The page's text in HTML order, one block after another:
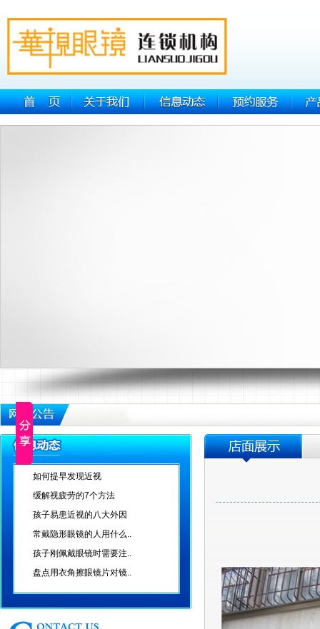
如何提早发现近视
缓解视疲劳的7个方法
孩子易患近视的八大外因
常戴隐形眼镜的人用什么..
孩子刚佩戴眼镜时需要注..
盘点用衣角擦眼镜片对镜..